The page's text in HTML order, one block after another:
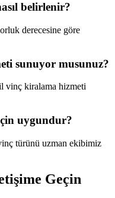
belirlenir?
derecesine göre
sunuyor musunuz?
vinç kiralama hizmeti
uygundur?
türünü uzman ekibimiz
Geçin